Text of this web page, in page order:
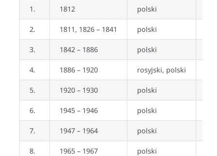
1. 1812 polski
2. 1811, 1826 – 1841 polski
3. 1842 – 1886 polski
4. 1886 – 1920 rosyjski, polski
5. 1920 – 1930 polski
6. 1945 – 1946 polski
7. 1947 – 1964 polski
8. 1965 – 1967 polski